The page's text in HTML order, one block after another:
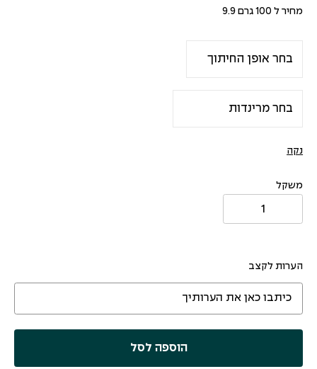
מחיר ל 100 גרם 9.9
נקה
משקל
הערות לקצב
הוספה לסל